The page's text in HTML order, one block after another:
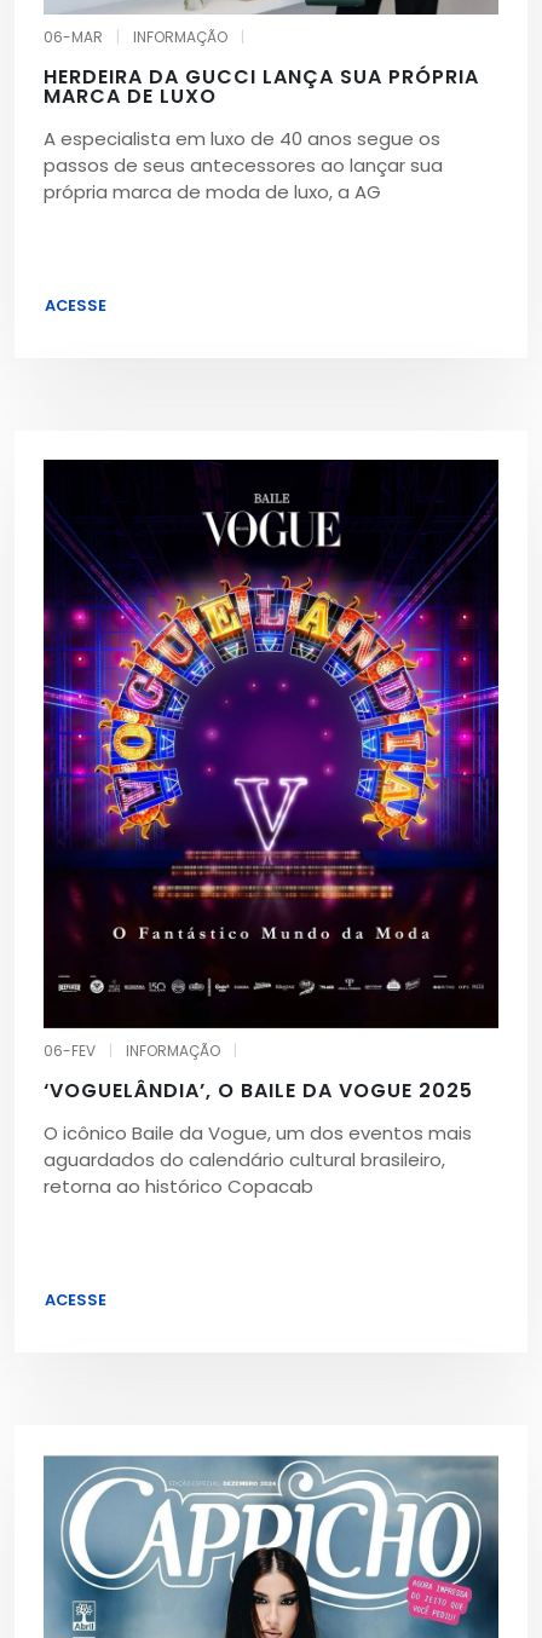
06-MAR INFORMAÇÃO
HERDEIRA DA GUCCI LANÇA SUA PRÓPRIA
MARCA DE LUXO
A especialista em luxo de 40 anos segue os
passos de seus antecessores ao lançar sua
própria marca de moda de luxo, a AG
ACESSE
06-FEV INFORMAÇÃO
‘VOGUELÂNDIA’, O BAILE DA VOGUE 2025
O icônico Baile da Vogue, um dos eventos mais
aguardados do calendário cultural brasileiro,
retorna ao histórico Copacab
ACESSE